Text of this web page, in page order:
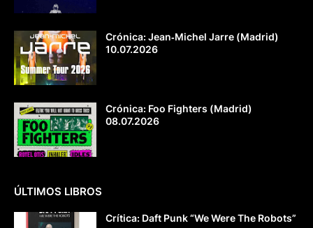
Crónica: Jean‐Michel Jarre (Madrid)
10.07.2026
Crónica: Foo Fighters (Madrid)
08.07.2026
ÚLTIMOS LIBROS
Crítica: Daft Punk “We Were The Robots”